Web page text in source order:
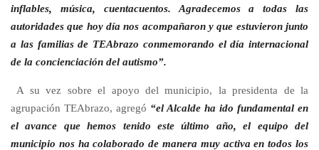
inflables, música, cuentacuentos. Agradecemos a todas las
autoridades que hoy día nos acompañaron y que estuvieron junto
a las familias de TEAbrazo conmemorando el día internacional
de la concienciación del autismo”.
A su vez sobre el apoyo del municipio, la presidenta de la
agrupación TEAbrazo, agregó “el Alcalde ha ido fundamental en
el avance que hemos tenido este último año, el equipo del
municipio nos ha colaborado de manera muy activa en todos los